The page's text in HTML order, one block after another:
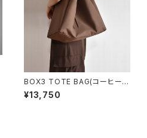
BOX3 TOTE BAG(コーヒー/
ブラウン）
¥13,750